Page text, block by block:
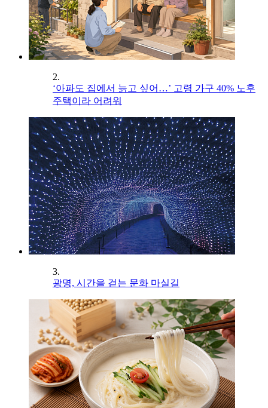
2.
‘아파도 집에서 늙고 싶어…’ 고령 가구 40% 노후
주택이라 어려워
3.
광명, 시간을 걷는 문화 마실길